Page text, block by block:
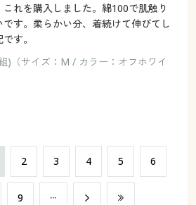
れを購入しました。綿100で肌触り
す。柔らかい分、着続けて伸びてし
す。
)（サイズ：M / カラー：オフホワイ
​2 ​3 ​4 ​5 ​6
​9